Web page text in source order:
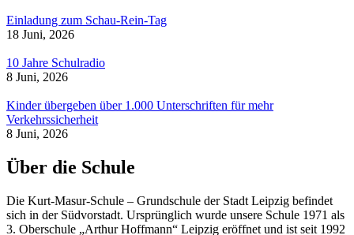
Einladung zum Schau-Rein-Tag
18 Juni, 2026
10 Jahre Schulradio
8 Juni, 2026
Kinder übergeben über 1.000 Unterschriften für mehr
Verkehrssicherheit
8 Juni, 2026
Über die Schule
Die Kurt-Masur-Schule – Grundschule der Stadt Leipzig befindet
sich in der Südvorstadt. Ursprünglich wurde unsere Schule 1971 als
3. Oberschule „Arthur Hoffmann“ Leipzig eröffnet und ist seit 1992